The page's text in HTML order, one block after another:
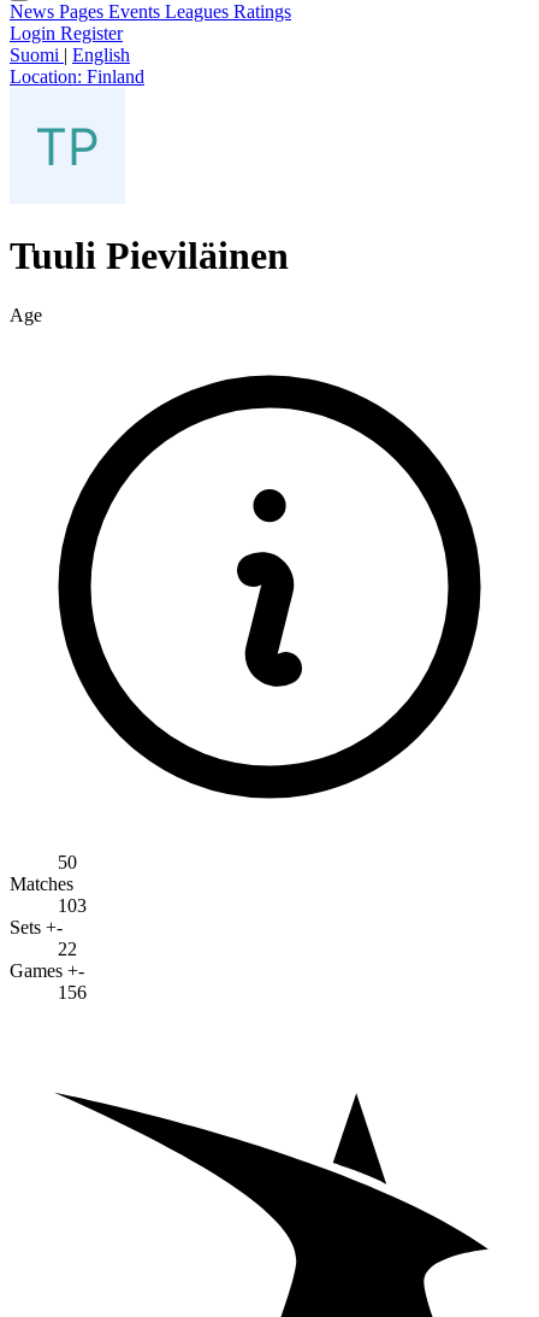
News Pages Events Leagues Ratings
Login Register
Suomi | English
Location: Finland
Tuuli Pieviläinen
Age
50
Matches
103
Sets +-
22
Games +-
156